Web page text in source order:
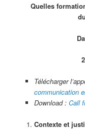
Quelles
Télécharger
communication
Download : Call
Contexte et